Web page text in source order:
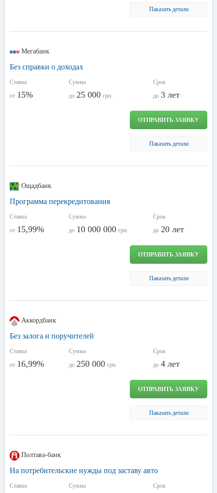
Паказать детали
Мегабанк
Без справки о доходах
Ставка
от 15%
Сумма
до 25 000 грн.
Срок
до 3 лет
ОТПРАВИТЬ ЗАЯВКУ
Паказать детали
Ощадбанк
Программа перекредитования
Ставка
от 15,99%
Сумма
до 10 000 000 грн.
Срок
до 20 лет
ОТПРАВИТЬ ЗАЯВКУ
Паказать детали
Аккордбанк
Без залога и поручителей
Ставка
от 16,99%
Сумма
до 250 000 грн.
Срок
до 4 лет
ОТПРАВИТЬ ЗАЯВКУ
Паказать детали
Полтава-банк
На потребительские нужды под заставу авто
Ставка
Сумма
Срок